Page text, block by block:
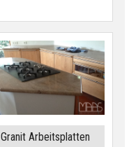
Granit Arbeitsplatten